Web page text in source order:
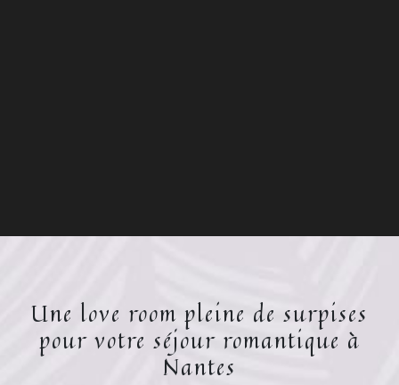
Une love room pleine de surpises
pour votre séjour romantique à
Nantes